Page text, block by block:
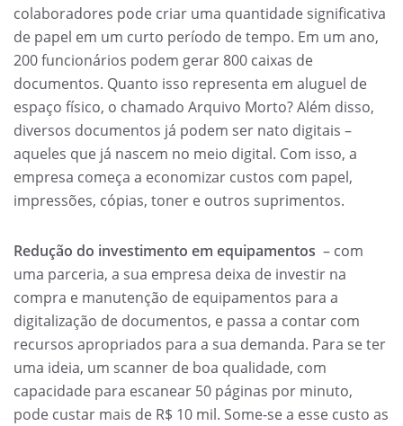
colaboradores pode criar uma quantidade significativa
de papel em um curto período de tempo. Em um ano,
200 funcionários podem gerar 800 caixas de
documentos. Quanto isso representa em aluguel de
espaço físico, o chamado Arquivo Morto? Além disso,
diversos documentos já podem ser nato digitais –
aqueles que já nascem no meio digital. Com isso, a
empresa começa a economizar custos com papel,
impressões, cópias, toner e outros suprimentos.
Redução do investimento em equipamentos – com
uma parceria, a sua empresa deixa de investir na
compra e manutenção de equipamentos para a
digitalização de documentos, e passa a contar com
recursos apropriados para a sua demanda. Para se ter
uma ideia, um scanner de boa qualidade, com
capacidade para escanear 50 páginas por minuto,
pode custar mais de R$ 10 mil. Some-se a esse custo as